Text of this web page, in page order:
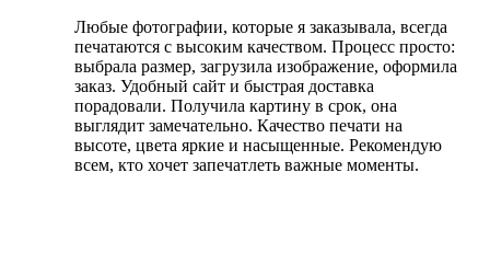
Любые фотографии, которые я заказывала, всегда
печатаются с высоким качеством. Процесс просто:
выбрала размер, загрузила изображение, оформила
заказ. Удобный сайт и быстрая доставка
порадовали. Получила картину в срок, она
выглядит замечательно. Качество печати на
высоте, цвета яркие и насыщенные. Рекомендую
всем, кто хочет запечатлеть важные моменты.